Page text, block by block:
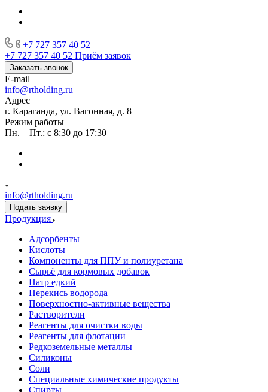
+7 727 357 40 52
+7 727 357 40 52 Приём заявок
Заказать звонок
E-mail
info@rtholding.ru
Адрес
г. Караганда, ул. Вагонная, д. 8
Режим работы
Пн. – Пт.: с 8:30 до 17:30
info@rtholding.ru
Подать заявку
Продукция
Адсорбенты
Кислоты
Компоненты для ППУ и полиуретана
Сырьё для кормовых добавок
Натр едкий
Перекись водорода
Поверхностно-активные вещества
Растворители
Реагенты для очистки воды
Реагенты для флотации
Редкоземельные металлы
Силиконы
Соли
Специальные химические продукты
Спирты